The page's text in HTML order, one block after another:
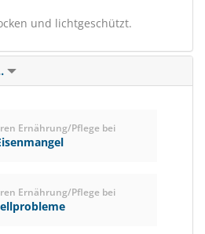
und lichtgeschützt.
Ernährung/Pflege bei
Ernährung/Pflege bei